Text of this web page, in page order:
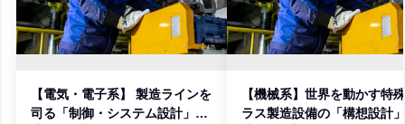
【電気・電子系】 製造ラインを
司る「制御・システム設計」体
【機械系】世界を動かす特
ラス製造設備の「構想設計